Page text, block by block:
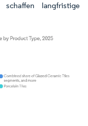
langfristige